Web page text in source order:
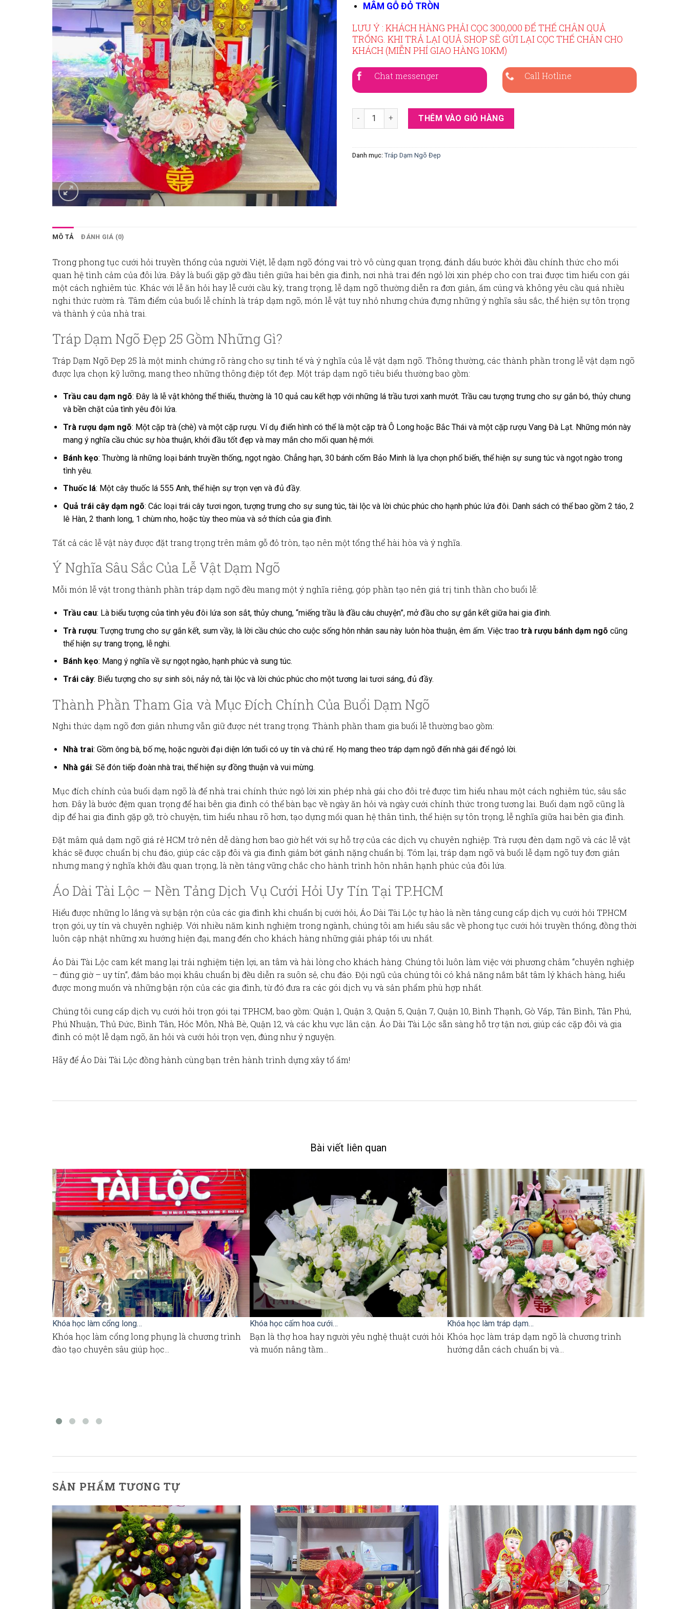
MÂM GỖ ĐỎ TRÒN
LƯU Ý : KHÁCH HÀNG PHẢI CỌC 300,000 ĐỂ THẾ CHÂN QUẢ
TRỐNG. KHI TRẢ LẠI QUẢ SHOP SẼ GỬI LẠI CỌC THẾ CHÂN CHO
KHÁCH (MIỄN PHÍ GIAO HÀNG 10KM)
Chat messenger Call Hotline
Tráp Dạm Ngõ Đẹp 25 số lượngTHÊM VÀO GIỎ HÀNG
Danh mục: Tráp Dạm Ngõ Đẹp
MÔ TẢ ĐÁNH GIÁ (0)
Trong phong tục cưới hỏi truyền thống của người Việt, lễ dạm ngõ đóng vai trò vô cùng quan trọng, đánh dấu bước khởi đầu chính thức cho mối
quan hệ tình cảm của đôi lứa. Đây là buổi gặp gỡ đầu tiên giữa hai bên gia đình, nơi nhà trai đến ngỏ lời xin phép cho con trai được tìm hiểu con gái
một cách nghiêm túc. Khác với lễ ăn hỏi hay lễ cưới cầu kỳ, trang trọng, lễ dạm ngõ thường diễn ra đơn giản, ấm cúng và không yêu cầu quá nhiều
nghi thức rườm rà. Tâm điểm của buổi lễ chính là tráp dạm ngõ, món lễ vật tuy nhỏ nhưng chứa đựng những ý nghĩa sâu sắc, thể hiện sự tôn trọng
và thành ý của nhà trai.
Tráp Dạm Ngõ Đẹp 25 Gồm Những Gì?
Tráp Dạm Ngõ Đẹp 25 là một minh chứng rõ ràng cho sự tinh tế và ý nghĩa của lễ vật dạm ngõ. Thông thường, các thành phần tronglễ vật dạm ngõ
được lựa chọn kỹ lưỡng, mang theo những thông điệp tốt đẹp. Một tráp dạm ngõ tiêu biểu thường bao gồm:
Trầu cau dạm ngõ: Đây là lễ vật không thể thiếu, thường là 10 quả cau kết hợp với những lá trầu tươi xanh mướt. Trầu cau tượng trưng cho sự gắn bó, thủy chung
và bền chặt của tình yêu đôi lứa.
Trà rượu dạm ngõ: Một cặp trà (chè) và một cặp rượu. Ví dụ điển hình có thể là một cặp trà Ô Long hoặc Bắc Thái và một cặp rượu Vang Đà Lạt. Những món này
mang ý nghĩa cầu chúc sự hòa thuận, khởi đầu tốt đẹp và may mắn cho mối quan hệ mới.
Bánh kẹo: Thường là những loại bánh truyền thống, ngọt ngào. Chẳng hạn, 30 bánh cốm Bảo Minh là lựa chọn phổ biến, thể hiện sự sung túc và ngọt ngào trong
tình yêu.
Thuốc lá: Một cây thuốc lá 555 Anh, thể hiện sự trọn vẹn và đủ đầy.
Quả trái cây dạm ngõ: Các loại trái cây tươi ngon, tượng trưng cho sự sung túc, tài lộc và lời chúc phúc cho hạnh phúc lứa đôi. Danh sách có thể bao gồm 2 táo, 2
lê Hàn, 2 thanh long, 1 chùm nho, hoặc tùy theo mùa và sở thích của gia đình.
Tất cả các lễ vật này được đặt trang trọng trên mâm gỗ đỏ tròn, tạo nên một tổng thể hài hòa và ý nghĩa.
Ý Nghĩa Sâu Sắc Của Lễ Vật Dạm Ngõ
Mỗi món lễ vật trongthành phần tráp dạm ngõ đều mang một ý nghĩa riêng, góp phần tạo nên giá trị tinh thần cho buổi lễ:
Trầu cau: Là biểu tượng của tình yêu đôi lứa son sắt, thủy chung, “miếng trầu là đầu câu chuyện”, mở đầu cho sự gắn kết giữa hai gia đình.
Trà rượu: Tượng trưng cho sự gắn kết, sum vầy, là lời cầu chúc cho cuộc sống hôn nhân sau này luôn hòa thuận, êm ấm. Việc trao trà rượu bánh dạm ngõ cũng
thể hiện sự trang trọng, lễ nghi.
Bánh kẹo: Mang ý nghĩa về sự ngọt ngào, hạnh phúc và sung túc.
Trái cây: Biểu tượng cho sự sinh sôi, nảy nở, tài lộc và lời chúc phúc cho một tương lai tươi sáng, đủ đầy.
Thành Phần Tham Gia và Mục Đích Chính Của Buổi Dạm Ngõ
Nghi thức dạm ngõ đơn giản nhưng vẫn giữ được nét trang trọng. Thành phần tham gia buổi lễ thường bao gồm:
Nhà trai: Gồm ông bà, bố mẹ, hoặc người đại diện lớn tuổi có uy tín và chú rể. Họ mang theo tráp dạm ngõ đến nhà gái để ngỏ lời.
Nhà gái: Sẽ đón tiếp đoàn nhà trai, thể hiện sự đồng thuận và vui mừng.
Mục đích chính của buổi dạm ngõ là để nhà trai chính thức ngỏ lời xin phép nhà gái cho đôi trẻ được tìm hiểu nhau một cách nghiêm túc, sâu sắc
hơn. Đây là bước đệm quan trọng để hai bên gia đình có thể bàn bạc về ngày ăn hỏi và ngày cưới chính thức trong tương lai. Buổi dạm ngõ cũng là
dịp để hai gia đình gặp gỡ, trò chuyện, tìm hiểu nhau rõ hơn, tạo dựng mối quan hệ thân tình, thể hiện sự tôn trọng, lễ nghĩa giữa hai bên gia đình.
Đặt mâm quả dạm ngõ giá rẻ HCMtrở nên dễ dàng hơn bao giờ hết với sự hỗ trợ của các dịch vụ chuyên nghiệp. Trà rượu đèn dạm ngõ và các lễ vật
khác sẽ được chuẩn bị chu đáo, giúp các cặp đôi và gia đình giảm bớt gánh nặng chuẩn bị. Tóm lại, tráp dạm ngõ và buổi lễ dạm ngõ tuy đơn giản
nhưng mang ý nghĩa khởi đầu quan trọng, là nền tảng vững chắc cho hành trình hôn nhân hạnh phúc của đôi lứa.
Áo Dài Tài Lộc – Nền Tảng Dịch Vụ Cưới Hỏi Uy Tín Tại TP.HCM
Hiểu được những lo lắng và sự bận rộn của các gia đình khi chuẩn bị cưới hỏi, Áo Dài Tài Lộc tự hào là nền tảng cung cấp dịch vụ cưới hỏi TP.HCM
trọn gói, uy tín và chuyên nghiệp. Với nhiều năm kinh nghiệm trong ngành, chúng tôi am hiểu sâu sắc về phong tục cưới hỏi truyền thống, đồng thời
luôn cập nhật những xu hướng hiện đại, mang đến cho khách hàng những giải pháp tối ưu nhất.
Áo Dài Tài Lộc cam kết mang lại trải nghiệm tiện lợi, an tâm và hài lòng cho khách hàng. Chúng tôi luôn làm việc với phương châm “chuyên nghiệp
– đúng giờ – uy tín“, đảm bảo mọi khâu chuẩn bị đều diễn ra suôn sẻ, chu đáo. Đội ngũ của chúng tôi có khả năng nắm bắt tâm lý khách hàng, hiểu
được mong muốn và những bận rộn của các gia đình, từ đó đưa ra các gói dịch vụ và sản phẩm phù hợp nhất.
Chúng tôi cung cấp dịch vụ cưới hỏi trọn gói tại TP.HCM, bao gồm: Quận 1, Quận 3, Quận 5, Quận 7, Quận 10, Bình Thạnh, Gò Vấp, Tân Bình, Tân Phú,
Phú Nhuận, Thủ Đức, Bình Tân, Hóc Môn, Nhà Bè, Quận 12, và các khu vực lân cận. Áo Dài Tài Lộc sẵn sàng hỗ trợ tận nơi, giúp các cặp đôi và gia
đình có một lễ dạm ngõ, ăn hỏi và cưới hỏi trọn vẹn, đúng như ý nguyện.
Hãy để Áo Dài Tài Lộc đồng hành cùng bạn trên hành trình dựng xây tổ ấm!
Bài viết liên quan
Khóa học làm cổng long…
Khóa học làm cổng long phụng là chương trình
đào tạo chuyên sâu giúp học…
Khóa học cấm hoa cưới…
Bạn là thợ hoa hay người yêu nghệ thuật cưới hỏi
và muốn nâng tầm…
Khóa học làm tráp dạm…
Khóa học làm tráp dạm ngõ là chương trình
hướng dẫn cách chuẩn bị và…
SẢN PHẨM TƯƠNG TỰ